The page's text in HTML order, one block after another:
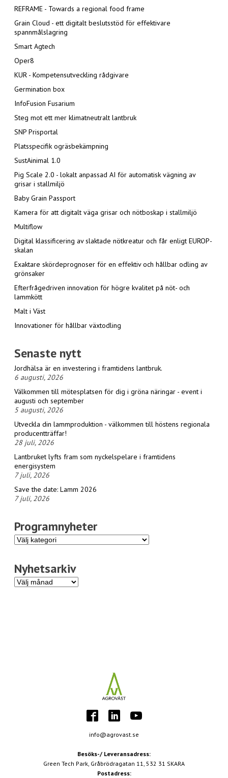
REFRAME - Towards a regional food frame
Grain Cloud - ett digitalt beslutsstöd för effektivare
spannmålslagring
Smart Agtech
Oper8
KUR - Kompetensutveckling rådgivare
Germination box
InfoFusion Fusarium
Steg mot ett mer klimatneutralt lantbruk
SNP Prisportal
Platsspecifik ogräsbekämpning
SustAinimal 1.0
Pig Scale 2.0 - lokalt anpassad AI för automatisk vägning av
grisar i stallmiljö
Baby Grain Passport
Kamera för att digitalt väga grisar och nötboskap i stallmiljö
Multiflow
Digital klassificering av slaktade nötkreatur och får enligt EUROP-
skalan
Exaktare skördeprognoser för en effektiv och hållbar odling av
grönsaker
Efterfrågedriven innovation för högre kvalitet på nöt- och
lammkött
Malt i Väst
Innovationer för hållbar växtodling
Senaste nytt
Jordhälsa är en investering i framtidens lantbruk.
6 augusti, 2026
Välkommen till mötesplatsen för dig i gröna näringar - event i
augusti och september
5 augusti, 2026
Utveckla din lammproduktion - välkommen till höstens regionala
producentträffar!
28 juli, 2026
Lantbruket lyfts fram som nyckelspelare i framtidens
energisystem
7 juli, 2026
Save the date: Lamm 2026
7 juli, 2026
Programnyheter
Programnyheter
Nyhetsarkiv
Nyhetsarkiv
info@agrovast.se
Besöks-/ Leveransadress:
Green Tech Park, Gråbrödragatan 11, 532 31 SKARA
Postadress: